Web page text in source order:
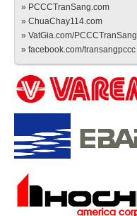
» PCCCTranSang.com
» ChuaChay114.com
» VatGia.com/PCCCTranSang
» facebook.com/transangpccc